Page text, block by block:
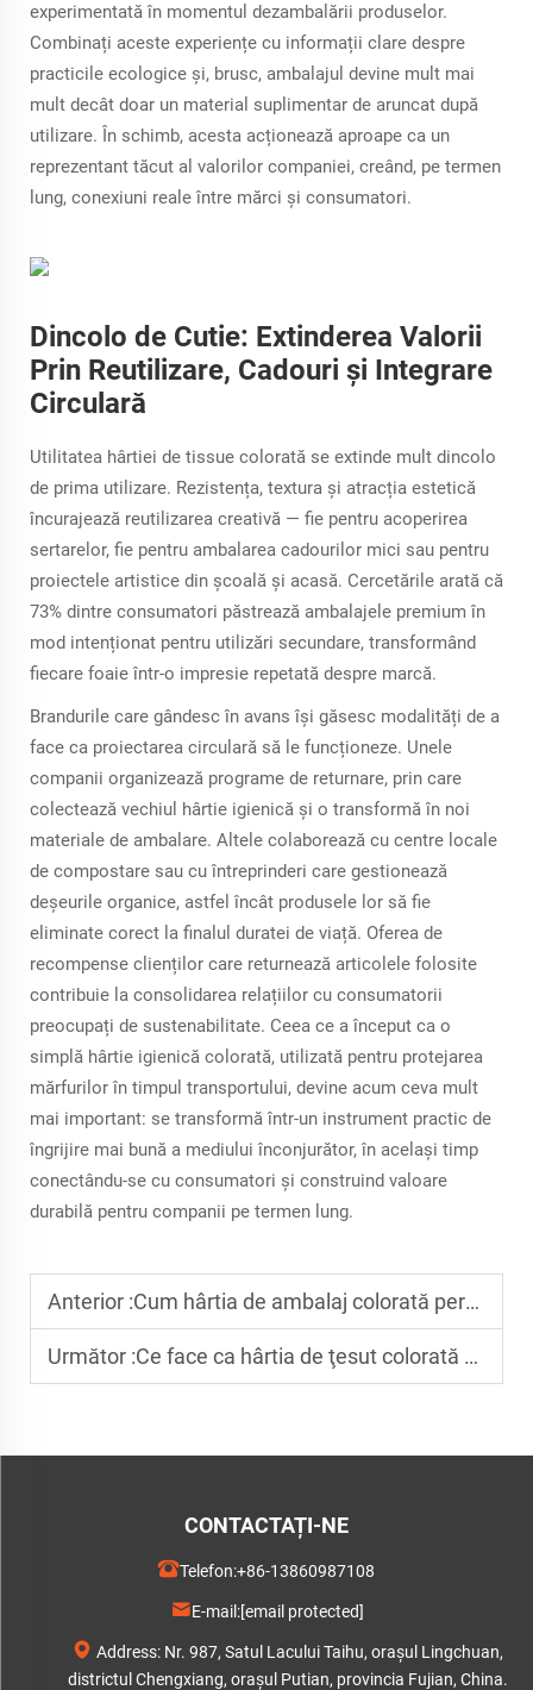
experimentată în momentul dezambalării produselor.
Combinați aceste experiențe cu informații clare despre
practicile ecologice și, brusc, ambalajul devine mult mai
mult decât doar un material suplimentar de aruncat după
utilizare. În schimb, acesta acționează aproape ca un
reprezentant tăcut al valorilor companiei, creând, pe termen
lung, conexiuni reale între mărci și consumatori.
Dincolo de Cutie: Extinderea Valorii
Prin Reutilizare, Cadouri și Integrare
Circulară
Utilitatea hârtiei de tissue colorată se extinde mult dincolo
de prima utilizare. Rezistența, textura și atracția estetică
încurajează reutilizarea creativă — fie pentru acoperirea
sertarelor, fie pentru ambalarea cadourilor mici sau pentru
proiectele artistice din școală și acasă. Cercetările arată că
73% dintre consumatori păstrează ambalajele premium în
mod intenționat pentru utilizări secundare, transformând
fiecare foaie într-o impresie repetată despre marcă.
Brandurile care gândesc în avans își găsesc modalități de a
face ca proiectarea circulară să le funcționeze. Unele
companii organizează programe de returnare, prin care
colectează vechiul hârtie igienică și o transformă în noi
materiale de ambalare. Altele colaborează cu centre locale
de compostare sau cu întreprinderi care gestionează
deșeurile organice, astfel încât produsele lor să fie
eliminate corect la finalul duratei de viață. Oferea de
recompense clienților care returnează articolele folosite
contribuie la consolidarea relațiilor cu consumatorii
preocupați de sustenabilitate. Ceea ce a început ca o
simplă hârtie igienică colorată, utilizată pentru protejarea
mărfurilor în timpul transportului, devine acum ceva mult
mai important: se transformă într-un instrument practic de
îngrijire mai bună a mediului înconjurător, în același timp
conectându-se cu consumatori și construind valoare
durabilă pentru companii pe termen lung.
Anterior :Cum hârtia de ambalaj colorată personalizată în negru, de 14–40 g, se adaptează la dimensiunile diferitelor tipuri de ambalaje de lux pentru îmbrăcăminte
Următor :Ce face ca hârtia de ţesut colorată certificată FSC să fie diferită
CONTACTAȚI-NE
Telefon:+86-13860987108
E-mail:[email protected]
Address: Nr. 987, Satul Lacului Taihu, orașul Lingchuan,
districtul Chengxiang, orașul Putian, provincia Fujian, China.